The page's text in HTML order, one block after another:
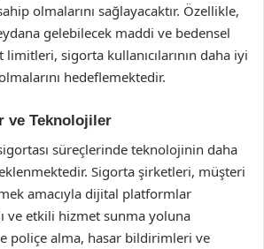
olmalarını sağlayacaktır. Özellikle,
gelebilecek maddi ve bedensel
sigorta kullanıcılarının daha iyi
hedeflemektedir.
ve Teknolojiler
süreçlerinde teknolojinin daha
Sigorta şirketleri, müşteri
amacıyla dijital platformlar
ve etkili hizmet sunma yoluna
poliçe alma, hasar bildirimleri ve